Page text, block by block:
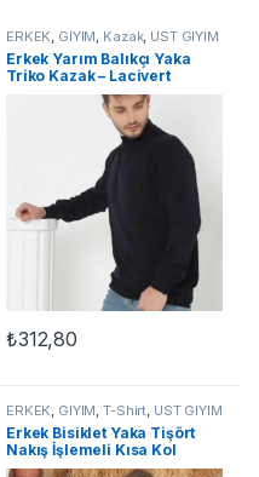
var. Seçenekler ürün
ERKEK, GİYİM, Kazak, ÜST GİYİM
Erkek Yarım Balıkçı Yaka
Triko Kazak – Lacivert
₺312,80
Bu ürünün birden fazla
ERKEK GİYİM ,T-Shirt ÜST GİYİM
Erkek Bisiklet Yaka Tişört
Nakış İşlemeli Kısa Kol
Oversize T-Shirt – Beyaz